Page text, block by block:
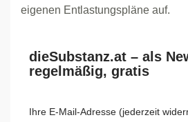
eigenen Entlastungspläne auf.
dieSubstanz.at – als
regelmäßig, gratis
Ihre E-Mail-Adresse (jederzeit